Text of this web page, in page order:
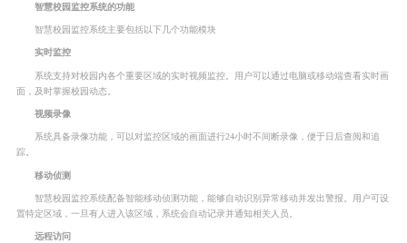
智慧校园监控系统的功能
智慧校园监控系统主要包括以下几个功能模块
实时监控
系统支持对校园内各个重要区域的实时视频监控。用户可以通过电脑或移动端查看实时画
面，及时掌握校园动态。
视频录像
系统具备录像功能，可以对监控区域的画面进行24小时不间断录像，便于日后查阅和追
踪。
移动侦测
智慧校园监控系统配备智能移动侦测功能，能够自动识别异常移动并发出警报。用户可设
置特定区域，一旦有人进入该区域，系统会自动记录并通知相关人员。
远程访问